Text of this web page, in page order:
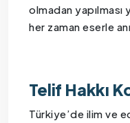
olmadan yapılması
her zaman eserle
Telif Hakkı
Türkiye’de ilim ve